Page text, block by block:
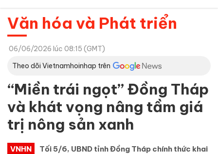
Văn hóa và Phát triển
06/06/2026 lúc 08:15 (GMT)
Theo dõi Vietnamhoinhap trên
“Miền trái ngọt” Đồng Tháp
và khát vọng nâng tầm giá
trị nông sản xanh
VNHN
Tối 5/6, UBND tỉnh Đồng Tháp chính thức khai